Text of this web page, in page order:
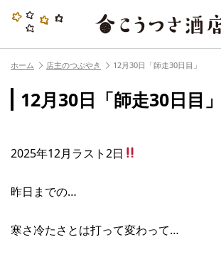
ホーム 店主のつぶやき 12月30日「師走30日目」
12月30日「師走30日目」
2025年12月ラスト2日
昨日までの…
寒さ冷たさとは打って変わって…